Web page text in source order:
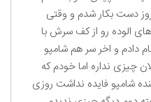
دست بکار شدم و وقتی
الوده رو از کف سرش با
دادم و اخر سر هم شامپو
چیزی نداره اما خودم که
شامپو فایده نداشت روزی